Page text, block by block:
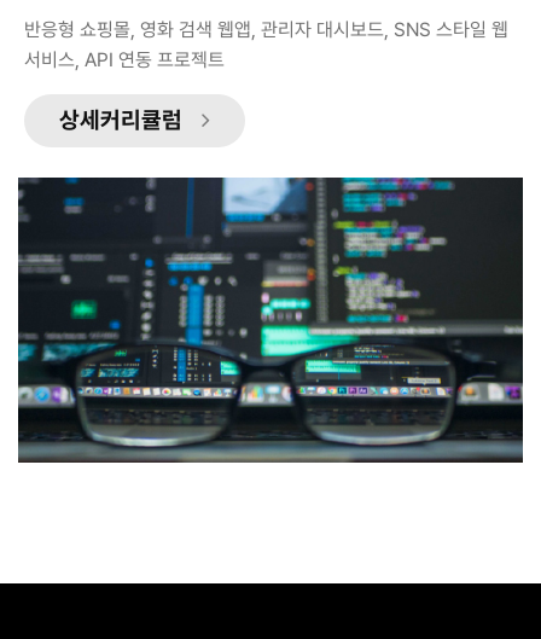
반응형 쇼핑몰, 영화 검색 웹앱, 관리자 대시보드, SNS 스타일 웹
서비스, API 연동 프로젝트
상세커리큘럼